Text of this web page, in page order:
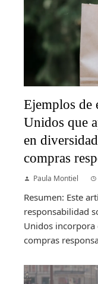
Ejemplos de
Unidos que
en
compras
Paula Montiel
Resumen: Este
responsabilidad
Unidos incorpora
compras